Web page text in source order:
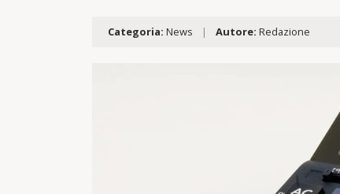
Categoria: News | Autore: Redazione